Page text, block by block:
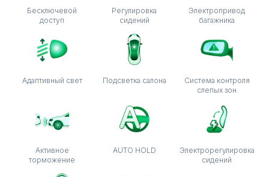
Бесключевой
доступ
Регулировка
сидений
Электропривод
багажника
Адаптивный свет Подсветка салона
Система контроля
слепых зон
Активное
торможение
AUTO HOLD
Электрорегулировка
сидений